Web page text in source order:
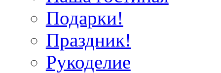
Подарки!
Праздник!
Рукоделие